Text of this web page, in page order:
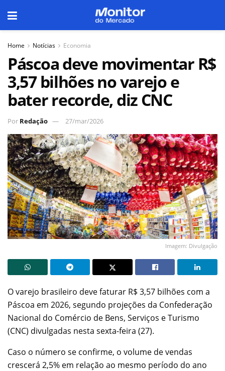
Home Notícias Economia
Páscoa deve movimentar R$
3,57 bilhões no varejo e
bater recorde, diz CNC
Por Redação 27/mar/2026
Imagem: Divulgação
O varejo brasileiro deve faturar R$ 3,57 bilhões com a
Páscoa em 2026, segundo projeções da Confederação
Nacional do Comércio de Bens, Serviços e Turismo
(CNC) divulgadas nesta sexta-feira (27).
Caso o número se confirme, o volume de vendas
crescerá 2,5% em relação ao mesmo período do ano